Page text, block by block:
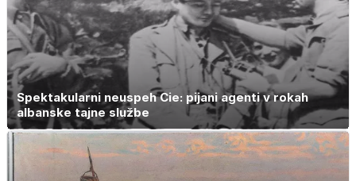
Spektakularni neuspeh Cie: pijani agenti v rokah
albanske tajne službe